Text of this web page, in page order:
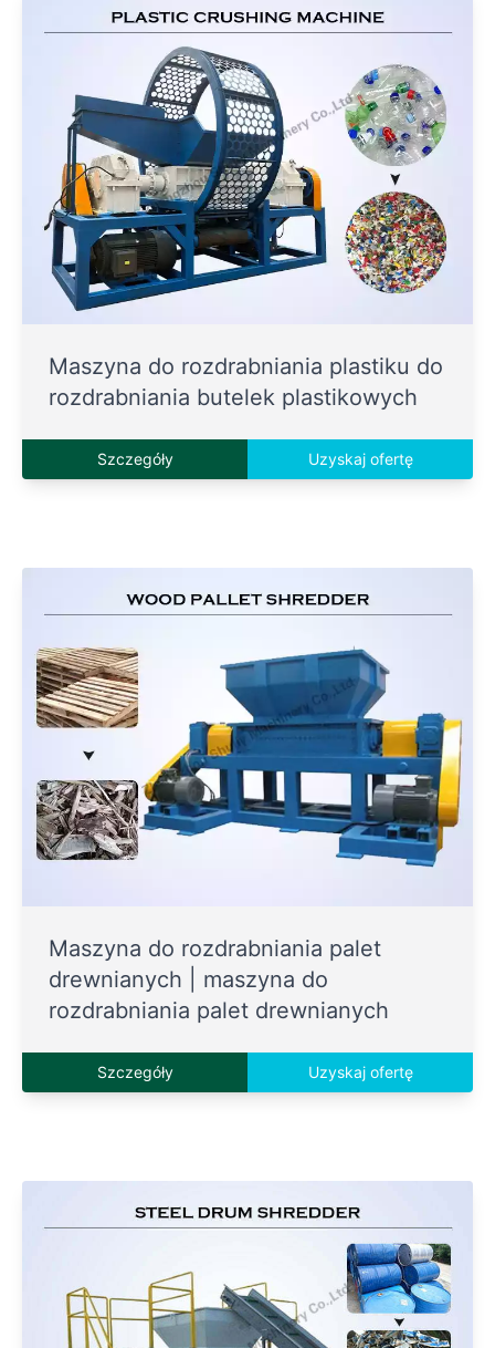
Maszyna do rozdrabniania plastiku do
rozdrabniania butelek plastikowych
Szczegóły Uzyskaj ofertę
Maszyna do rozdrabniania palet
drewnianych | maszyna do
rozdrabniania palet drewnianych
Szczegóły Uzyskaj ofertę